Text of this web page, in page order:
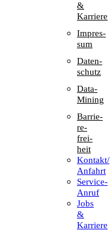
&
Karriere
Impres­
sum
Daten­
schutz
Data-
Mining
Barrie­
re­
frei­
heit
Kontakt/​​
Anfahrt
Service-
Anruf
Jobs
&
Karriere